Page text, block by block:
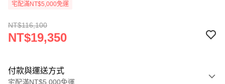
宅配滿NT$5,000免運
NT$116,100
NT$19,350
付款與運送方式
宅配滿NT$5,000免運